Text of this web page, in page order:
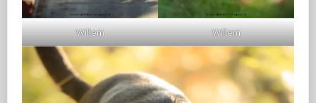
Willem Willem